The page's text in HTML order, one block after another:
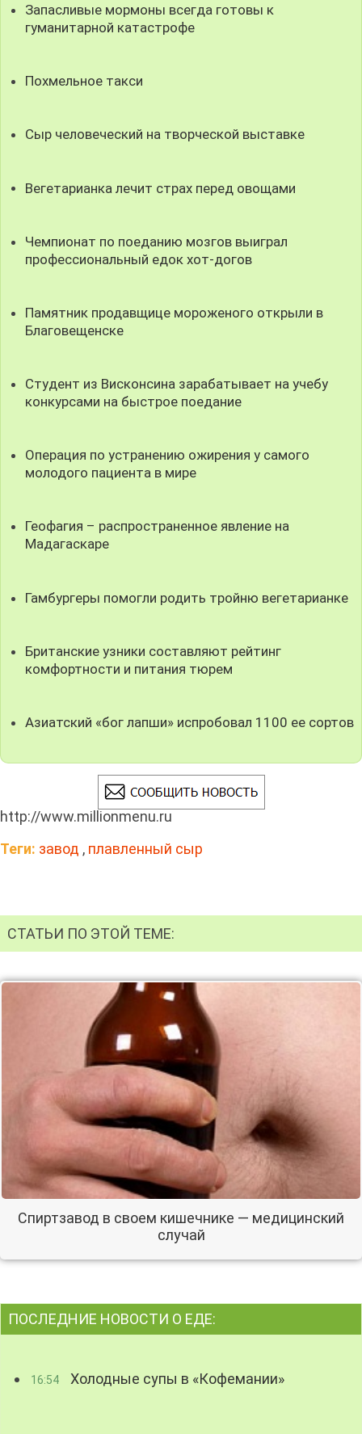
Запасливые мормоны всегда готовы к
гуманитарной катастрофе
Похмельное такси
Сыр человеческий на творческой выставке
Вегетарианка лечит страх перед овощами
Чемпионат по поеданию мозгов выиграл
профессиональный едок хот-догов
Памятник продавщице мороженого открыли в
Благовещенске
Студент из Висконсина зарабатывает на учебу
конкурсами на быстрое поедание
Операция по устранению ожирения у самого
молодого пациента в мире
Геофагия – распространенное явление на
Мадагаскаре
Гамбургеры помогли родить тройню вегетарианке
Британские узники составляют рейтинг
комфортности и питания тюрем
Азиатский «бог лапши» испробовал 1100 ее сортов
http://www.millionmenu.ru
Теги: завод , плавленный сыр
СТАТЬИ ПО ЭТОЙ ТЕМЕ:
Спиртзавод в своем кишечнике — медицинский
случай
ПОСЛЕДНИЕ НОВОСТИ О ЕДЕ:
16:54 Холодные супы в «Кофемании»